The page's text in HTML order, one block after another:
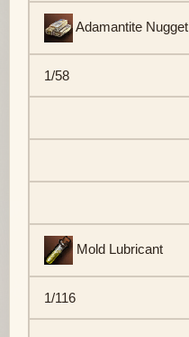
Adamantite Nugget
1/58
Mold Lubricant
1/116